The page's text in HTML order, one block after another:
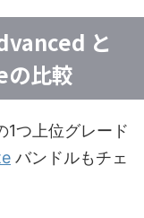
と
比較
つ上位グレード
バンドルもチェ